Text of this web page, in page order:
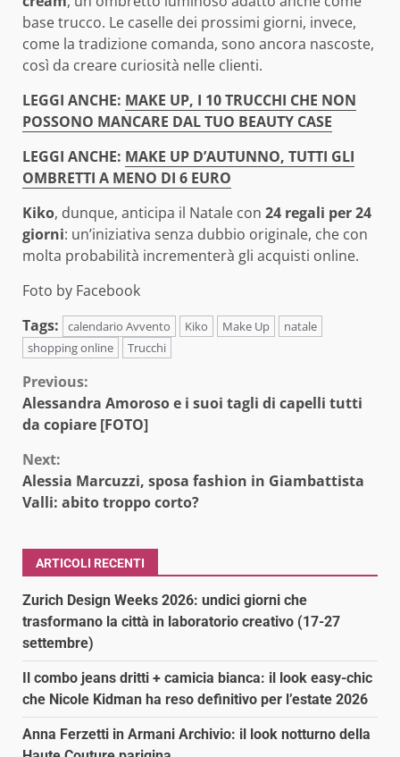
base trucco. Le caselle dei prossimi giorni, invece,
come la tradizione comanda, sono ancora nascoste,
così da creare curiosità nelle clienti.
LEGGI ANCHE: MAKE UP, I 10 TRUCCHI CHE NON
POSSONO MANCARE DAL TUO BEAUTY CASE
LEGGI ANCHE: MAKE UP D’AUTUNNO, TUTTI GLI
OMBRETTI A MENO DI 6 EURO
Kiko, dunque, anticipa il Natale con 24 regali per 24
giorni: un’iniziativa senza dubbio originale, che con
molta probabilità incrementerà gli acquisti online.
Foto by Facebook
Tags:
calendario Avvento Kiko Make Up
natale
shopping online
Trucchi
Continue
Reading
Previous:
Alessandra Amoroso e i suoi tagli di capelli tutti
da copiare [FOTO]
Next:
Alessia Marcuzzi, sposa fashion in Giambattista
Valli: abito troppo corto?
ARTICOLI RECENTI
Zurich Design Weeks 2026: undici giorni che
trasformano la città in laboratorio creativo (17-27
settembre)
Il combo jeans dritti + camicia bianca: il look easy-chic
che Nicole Kidman ha reso definitivo per l’estate 2026
Anna Ferzetti in Armani Archivio: il look notturno della